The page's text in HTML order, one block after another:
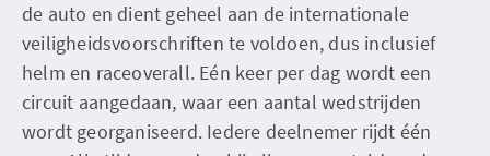
de auto en dient geheel aan de internationale
veiligheidsvoorschriften te voldoen, dus inclusief
helm en raceoverall. Eén keer per dag wordt een
circuit aangedaan, waar een aantal wedstrijden
wordt georganiseerd. Iedere deelnemer rijdt één